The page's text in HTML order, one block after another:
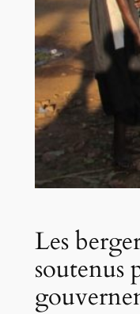
Les
soutenus